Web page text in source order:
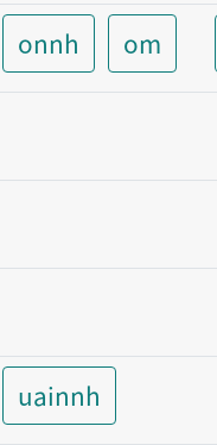
onnh om
uainnh